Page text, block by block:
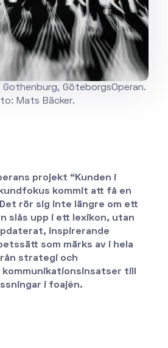
Gothenburg, GöteborgsOperan.
Mats Bäcker.
projekt “Kunden i
kommit att få en
rör sig inte längre om ett
slås upp i ett lexikon, utan
inspirerande
som märks av i hela
strategi och
till
i foajén.